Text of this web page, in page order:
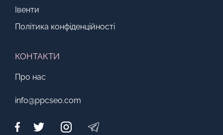
Івенти
Політика конфіденційності
КОНТАКТИ
Про нас
info@ppcseo.com